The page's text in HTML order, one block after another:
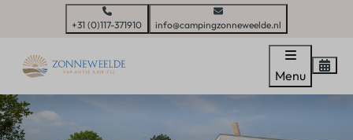
+31 (0)117-371910 info@campingzonneweelde.nl
Menu